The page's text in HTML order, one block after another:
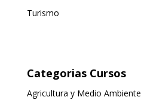
Turismo
Categorias Cursos
Agricultura y Medio Ambiente